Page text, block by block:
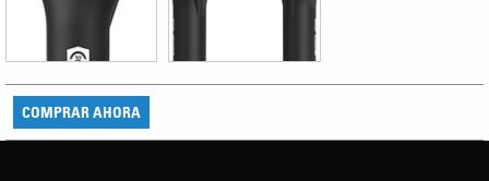
COMPRAR AHORA